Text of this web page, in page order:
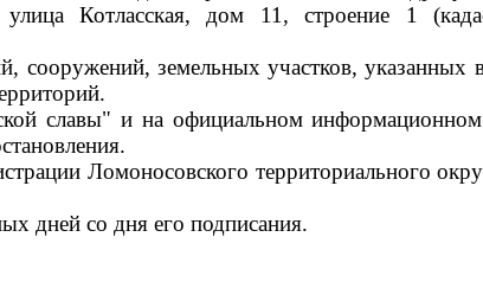
Котласская, дом 11, строение 1
земельных участков, указанных
славы" и на официальном информационном
Ломоносовского территориального
дней со дня его подписания.